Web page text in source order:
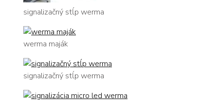
signalizačný stĺp werma
werma maják
signalizačný stĺp werma